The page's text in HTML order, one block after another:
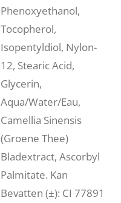
Phenoxyethanol,
Tocopherol,
Isopentyldiol, Nylon-
12, Stearic Acid,
Glycerin,
Aqua/Water/Eau,
Camellia Sinensis
(Groene Thee)
Bladextract, Ascorbyl
Palmitate. Kan
Bevatten (±): CI 77891